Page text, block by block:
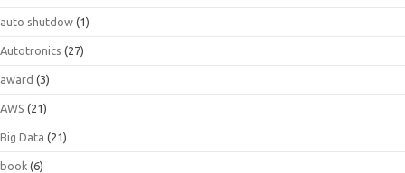
auto shutdow (1)
Autotronics (27)
award (3)
AWS (21)
Big Data (21)
book (6)